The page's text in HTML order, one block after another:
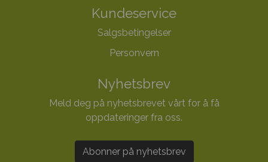
Kundeservice
Salgsbetingelser
Personvern
Nyhetsbrev
Meld deg på nyhetsbrevet vårt for å få
oppdateringer fra oss.
Abonner på nyhetsbrev